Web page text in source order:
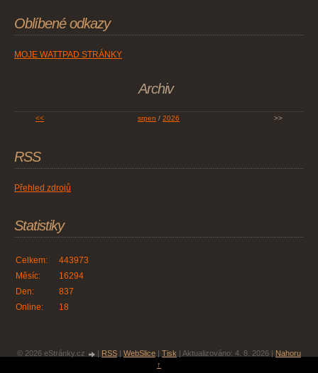
Oblíbené odkazy
MOJE WATTPAD STRÁNKY
Archiv
<< srpen / 2026 >>
RSS
Přehled zdrojů
Statistiky
Online: 18
Celkem:
443973
Měsíc:
16294
Den:
837
© 2026 eStránky.cz RSS WebSlice Tisk Aktualizováno: 4. 8. 2026
Nahoru
↑